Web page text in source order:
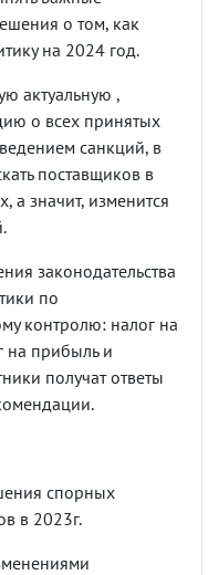
о том, как
на 2024 год.
актуальную ,
о всех принятых
санкций, в
поставщиков в
а значит, изменится
законодательства
по
контролю: налог на
на прибыль и
получат ответы
спорных
в 2023г.